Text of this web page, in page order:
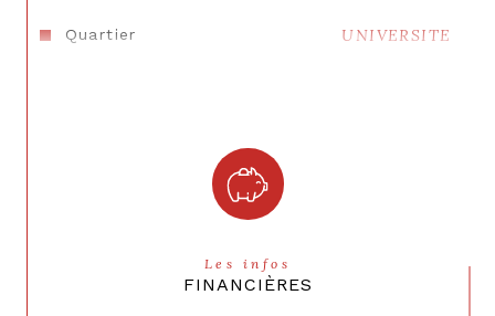
Quartier UNIVERSITE
Les infos
FINANCIÈRES